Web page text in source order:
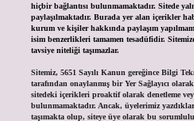
hiçbir bağlantısı bulunmamaktadır. Sitede
paylaşılmaktadır. Burada yer alan içerikler
kurum ve kişiler hakkında paylaşım
isim benzerlikleri tamamen tesadüfidir.
tavsiye niteliği taşımazlar.
Sitemiz, 5651 Sayılı Kanun gereğince Bilgi
tarafından onaylanmış bir Yer Sağlayıcı
sitedeki içerikleri proaktif olarak denetleme
bulunmamaktadır. Ancak, üyelerimiz
taşımakta olup, siteye üye olarak bu